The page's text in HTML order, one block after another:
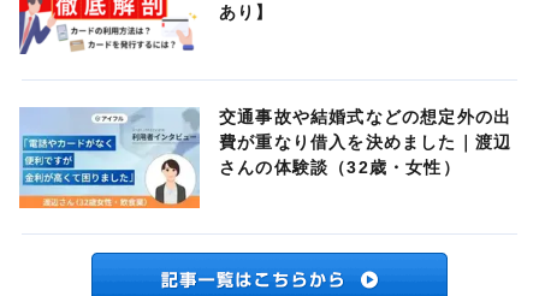
あり】
交通事故や結婚式などの想定外の出
費が重なり借入を決めました｜渡辺
さんの体験談（32歳・女性）